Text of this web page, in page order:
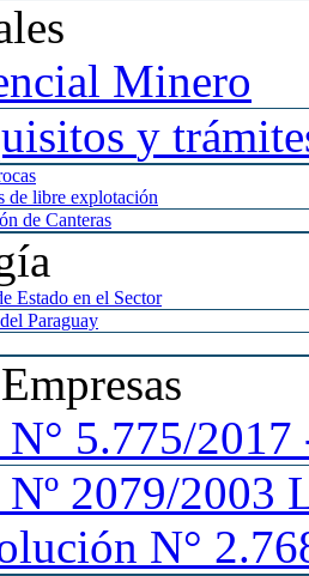
Minero
y
de libre explotación
de Canteras
Estado en el Sector
del Paraguay
Empresas
N° 5.775/
Nº 2079/2003
N°